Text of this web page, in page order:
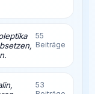
55
Beiträge
53